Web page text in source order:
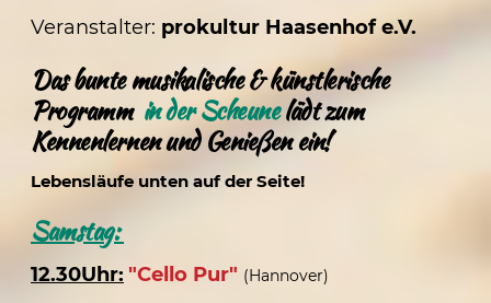
Veranstalter: prokultur Haasenhof e.V.
Das buntemusikalische & künstlerische
Programm in derScheune lädt zum
Kennenlernen und Genießen ein!
Lebensläufe unten auf der Seite!
Samstag:
12.30Uhr: "Cello Pur" (Hannover)